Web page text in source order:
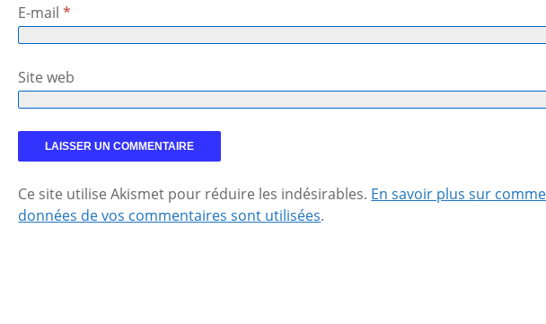
E-mail*
Site web
Ce site utilise Akismet pour réduire les indésirables. En savoir plus sur
données de vos commentaires sont utilisées.